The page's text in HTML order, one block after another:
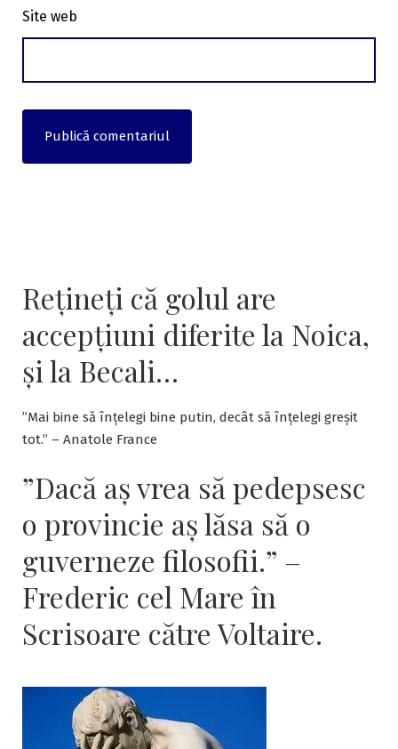
Site web
Rețineți că golul are
accepțiuni diferite la Noica,
și la Becali…
”Mai bine să înțelegi bine putin, decât să înțelegi greșit
tot.” – Anatole France
”Dacă aş vrea să pedepsesc
o provincie aş lăsa să o
guverneze filosofii.” –
Frederic cel Mare în
Scrisoare către Voltaire.